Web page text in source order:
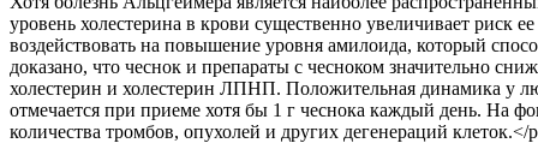
уровень холестерина в крови существенно увеличивает риск
воздействовать на повышение уровня амилоида, который
доказано, что чеснок и препараты с чесноком значительно
холестерин и холестерин ЛПНП. Положительная динамика у
отмечается при приеме хотя бы 1 г чеснока каждый день. На
количества тромбов, опухолей и других дегенераций клеток.</